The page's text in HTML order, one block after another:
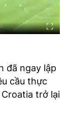
đã ngay lập
cầu thực
trở lại